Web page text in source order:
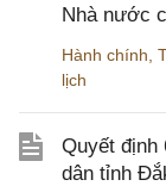
Nhà nước
Hành chính
lịch
Quyết định
dân tỉnh